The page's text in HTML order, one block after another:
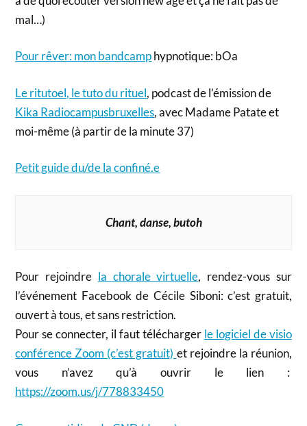
mal…)
Pour rêver: mon bandcamphypnotique: bOa
Le ritutoel, le tuto du rituel, podcast de l’émission de
Kika Radiocampusbruxelles, avec Madame Patate et
moi-même (à partir de la minute 37)
Petit guide du/de la confiné.e
Chant, danse, butoh
Pour rejoindre la chorale virtuelle, rendez-vous sur
l’événement Facebook de Cécile Siboni: c’est gratuit,
ouvert à tous, et sans restriction.
Pour se connecter, il faut télécharger le logiciel de visio
conférence Zoom (c’est gratuit) et rejoindre la réunion,
vous n’avez qu’à ouvrir le lien :
https://zoom.us/j/778833450